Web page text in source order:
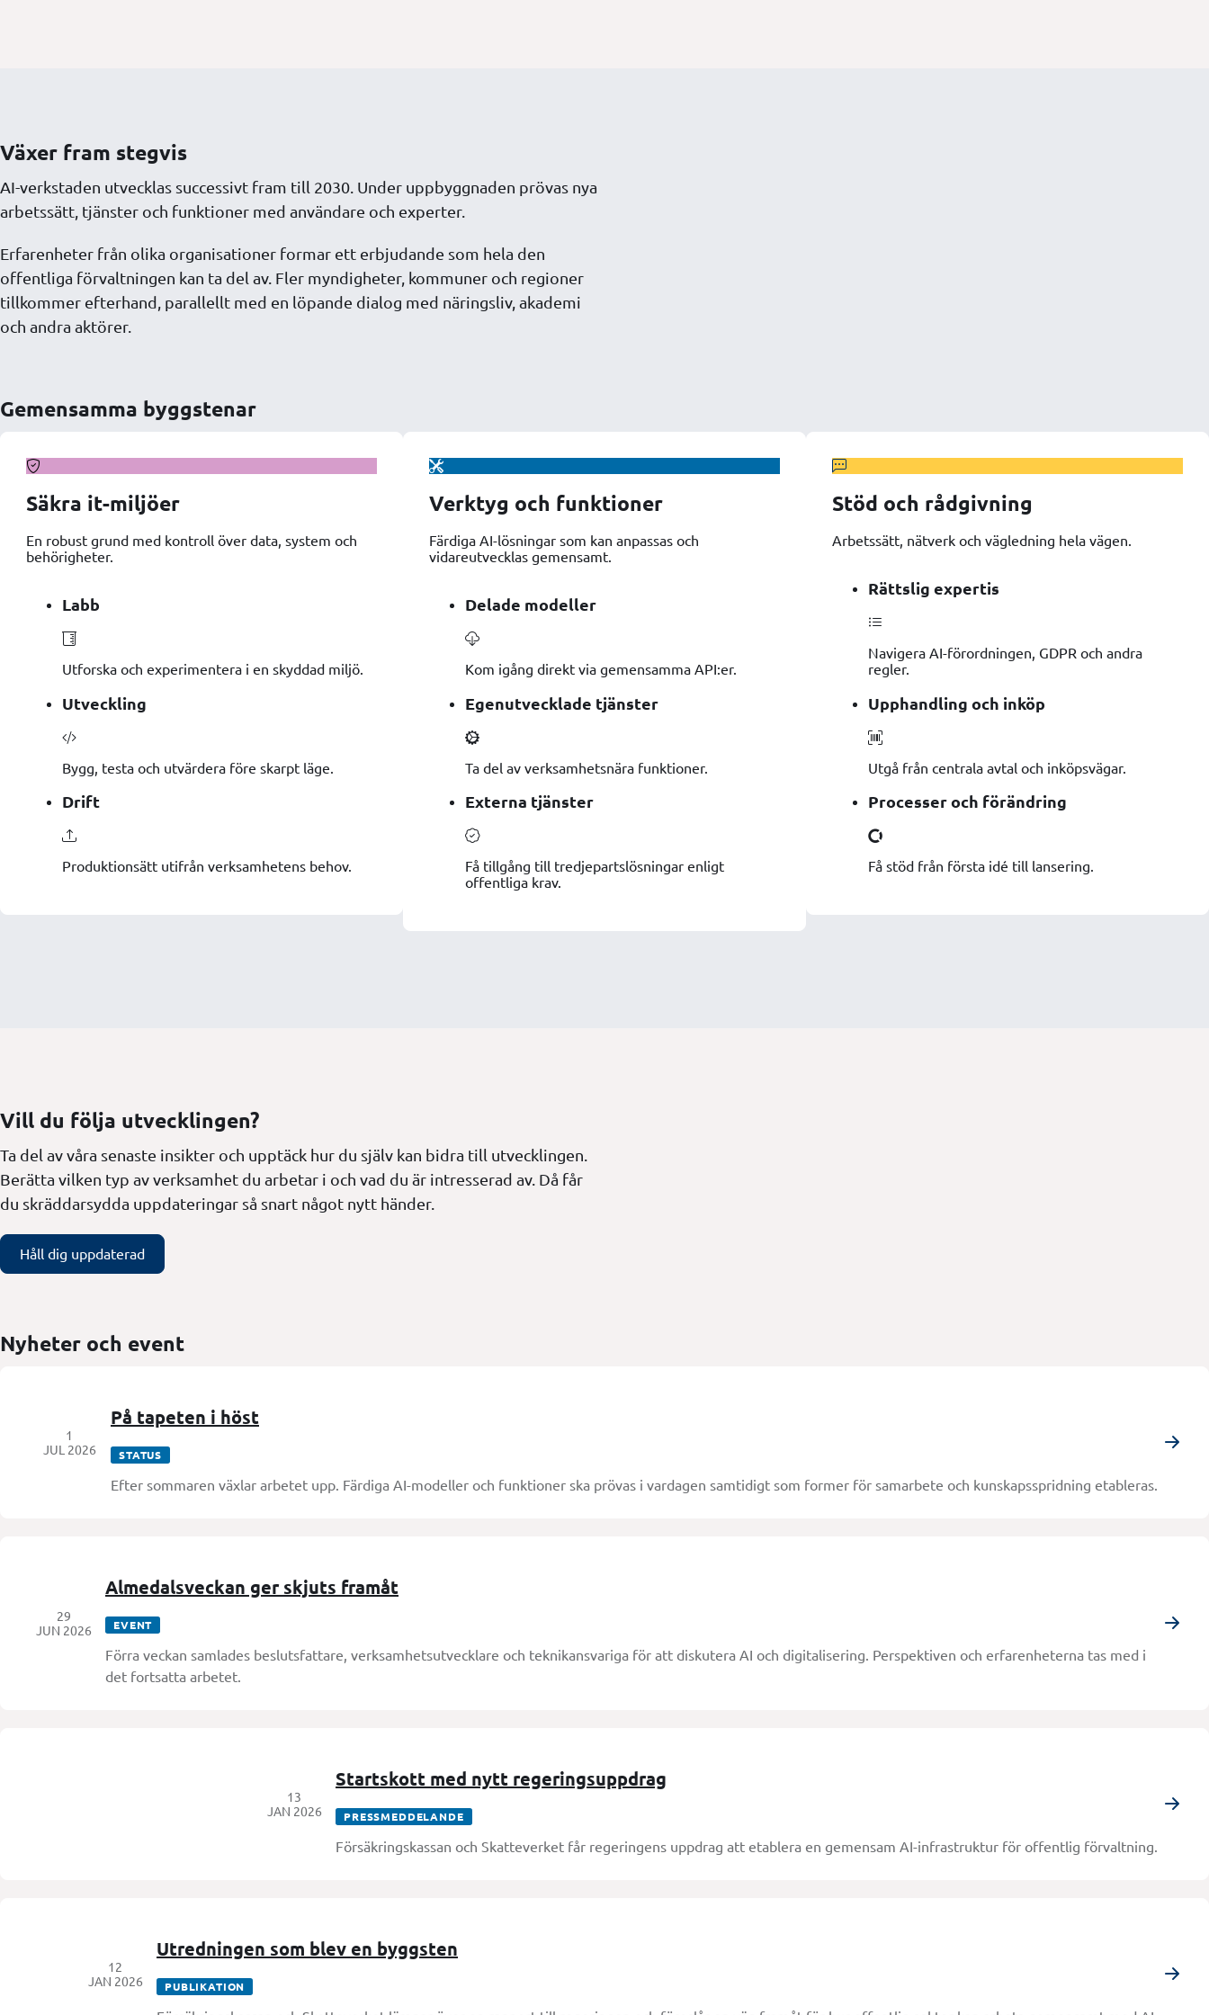
Växer fram stegvis
AI-verkstaden utvecklas successivt fram till 2030. Under uppbyggnaden prövas nya
arbetssätt, tjänster och funktioner med användare och experter.
Erfarenheter från olika organisationer formar ett erbjudande som hela den
offentliga förvaltningen kan ta del av. Fler myndigheter, kommuner och regioner
tillkommer efterhand, parallellt med en löpande dialog med näringsliv, akademi
och andra aktörer.
Gemensamma byggstenar
Säkra it-miljöer
En robust grund med kontroll över data, system och
behörigheter.
Labb
Utforska och experimentera i en skyddad miljö.
Utveckling
Bygg, testa och utvärdera före skarpt läge.
Drift
Produktionsätt utifrån verksamhetens behov.
Verktyg och funktioner
Färdiga AI-lösningar som kan anpassas och
vidareutvecklas gemensamt.
Delade modeller
Kom igång direkt via gemensamma API:er.
Egenutvecklade tjänster
Ta del av verksamhetsnära funktioner.
Externa tjänster
Få tillgång till tredjepartslösningar enligt
offentliga krav.
Stöd och rådgivning
Arbetssätt, nätverk och vägledning hela vägen.
Rättslig expertis
Navigera AI-förordningen, GDPR och andra
regler.
Upphandling och inköp
Utgå från centrala avtal och inköpsvägar.
Processer och förändring
Få stöd från första idé till lansering.
Vill du följa utvecklingen?
Ta del av våra senaste insikter och upptäck hur du själv kan bidra till utvecklingen.
Berätta vilken typ av verksamhet du arbetar i och vad du är intresserad av. Då får
du skräddarsydda uppdateringar så snart något nytt händer.
Håll dig uppdaterad
Nyheter och event
På tapeten i höst
STATUS
Efter sommaren växlar arbetet upp. Färdiga AI-modeller och funktioner ska prövas i vardagen samtidigt som former för samarbete och kunskapsspridning etableras.
1
JUL 2026
Almedalsveckan ger skjuts framåt
EVENT
Förra veckan samlades beslutsfattare, verksamhetsutvecklare och teknikansvariga för att diskutera AI och digitalisering. Perspektiven och erfarenheterna tas med i
det fortsatta arbetet.
29
JUN 2026
Startskott med nytt regeringsuppdrag
PRESSMEDDELANDE
Försäkringskassan och Skatteverket får regeringens uppdrag att etablera en gemensam AI-infrastruktur för offentlig förvaltning.
13
JAN 2026
Utredningen som blev en byggsten
PUBLIKATION
12
JAN 2026